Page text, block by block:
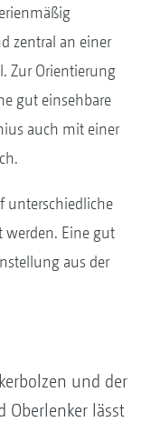
zentral an einer
Zur Orientierung
gut einsehbare
auch mit einer
unterschiedliche
werden. Eine gut
aus der
und der
lässt